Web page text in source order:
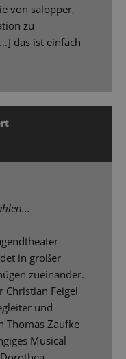
von salopper,
zu
das ist einfach
in großer
zueinander.
Christian Feigel
und
Thomas Zaufke
Musical